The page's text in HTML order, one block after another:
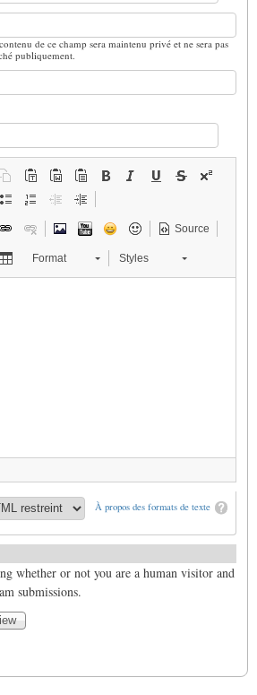
de ce champ sera maintenu privé et ne sera pas
publiquement.
Source
Format Styles
À propos des formats de texte
whether or not you are a human visitor and
submissions.